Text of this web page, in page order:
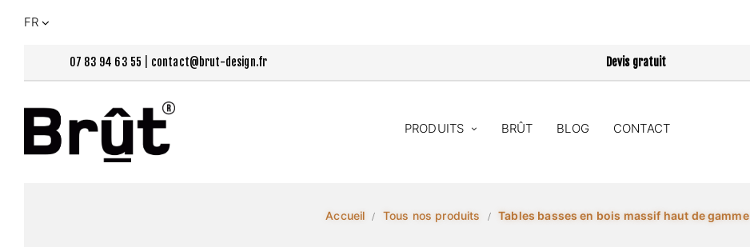
FR
07 83 94 63 55 contact@brut-design.fr Devis gratuit
PRODUITS BRÛT BLOG CONTACT
Accueil Tous nos produits Tables basses en bois massif haut de gamme